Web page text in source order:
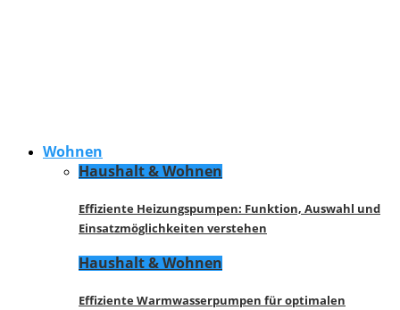
Wohnen
Haushalt & Wohnen
Effiziente Heizungspumpen: Funktion, Auswahl und
Einsatzmöglichkeiten verstehen
Haushalt & Wohnen
Effiziente Warmwasserpumpen für optimalen